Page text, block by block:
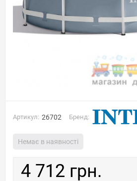
Артикул: 26702 Бренд:
Немає в наявності
4 712 грн.